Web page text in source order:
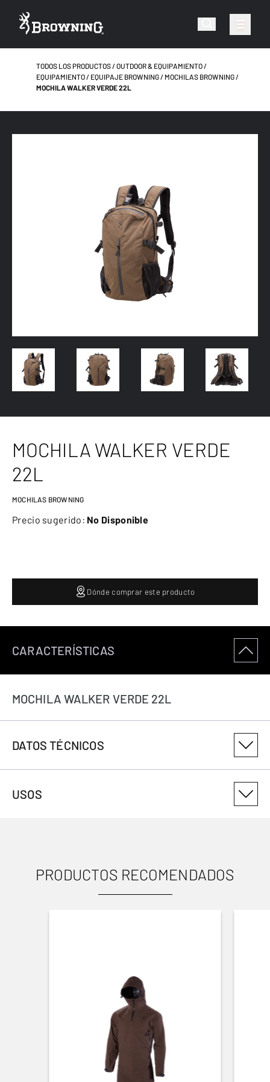
TODOS LOS PRODUCTOS
OUTDOOR & EQUIPAMIENTO
EQUIPAMIENTO
EQUIPAJE BROWNING
MOCHILAS BROWNING
MOCHILA WALKER VERDE 22L
MOCHILA WALKER VERDE
22L
MOCHILAS BROWNING
Precio sugerido: No Disponible
Dónde comprar este producto
CARACTERÍSTICAS
MOCHILA WALKER VERDE 22L
DATOS TÉCNICOS
1212500722
USOS
USOS
PRODUCTOS RECOMENDADOS